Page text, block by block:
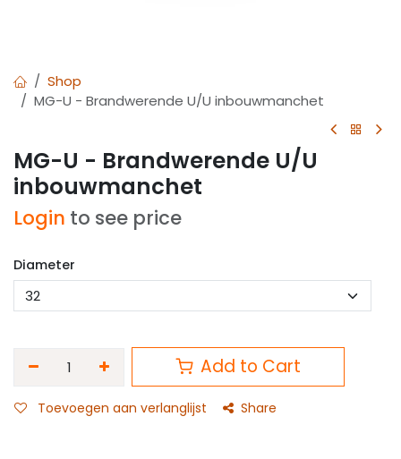
Shop
MG-U - Brandwerende U/U inbouwmanchet
MG-U - Brandwerende U/U
inbouwmanchet
Login to see price
Diameter
Add to Cart
Toevoegen aan verlanglijst Share